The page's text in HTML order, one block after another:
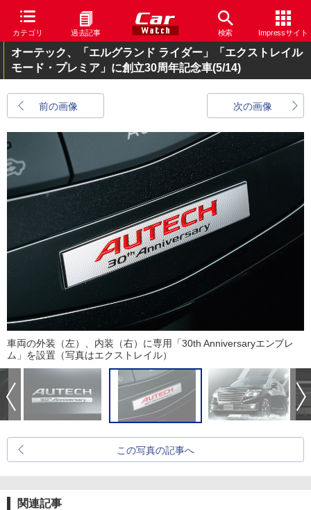
カテゴリ 過去記事 検索 Impressサイト
オーテック、「エルグランド ライダー」「エクストレイル
モード・プレミア」に創立30周年記念車(5/14)
前の画像 次の画像
車両の外装（左）、内装（右）に専用「30th Anniversaryエンブレ
ム」を設置（写真はエクストレイル）
この写真の記事へ
関連記事